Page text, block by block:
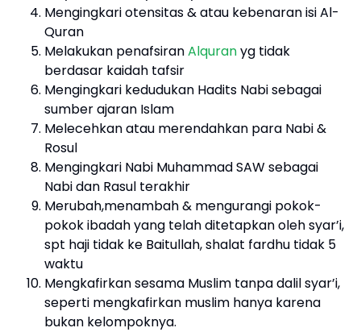
Mengingkari otensitas & atau kebenaran isi Al-
Quran
Melakukan penafsiranAlquranyg tidak
berdasar kaidah tafsir
Mengingkari kedudukan Hadits Nabi sebagai
sumber ajaran Islam
Melecehkan atau merendahkan para Nabi &
Rosul
Mengingkari Nabi Muhammad SAW sebagai
Nabi dan Rasul terakhir
Merubah,menambah & mengurangi pokok-
pokok ibadah yang telah ditetapkan oleh syar’i,
spt haji tidak ke Baitullah, shalat fardhu tidak 5
waktu
Mengkafirkan sesama Muslim tanpa dalil syar’i,
seperti mengkafirkan muslim hanya karena
bukan kelompoknya.